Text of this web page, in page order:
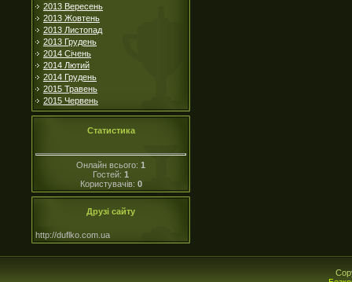
2013 Вересень
2013 Жовтень
2013 Листопад
2013 Грудень
2014 Січень
2014 Лютий
2014 Грудень
2015 Травень
2015 Червень
Статистика
Онлайн всього: 1
Гостей: 1
Користувачів: 0
Друзі сайту
http://duflko.com.ua